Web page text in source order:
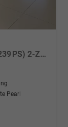
GO 1.6 T-GDI Hybrid 2WD AT 176 kW (239 PS) 2-Zonen-Klimaautomatik, Sitzheizung, Lenkradheizung, Navigationssystem, DAB, Android Auto, Apple CarPlay, Rückfahrkamera, Einparkhilfe vorne und hinten, 18 Zoll Leichtmetallfelgen, uvm.
Pearl